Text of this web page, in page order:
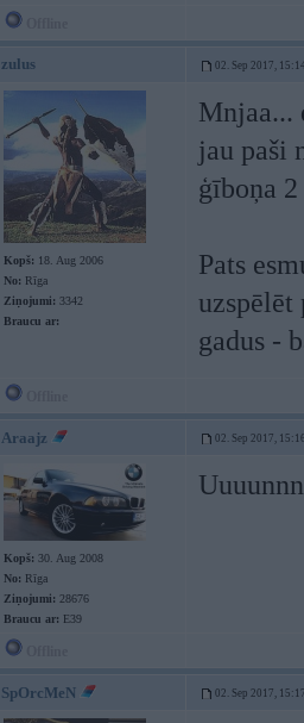
zulus 02. Sep 2017,
Kopš: 18. Aug 2006
No: Rīga
Ziņojumi: 3342
Braucu ar:
Mnjaa...
jau paši
ģīboņa
Pats
uzspēlēt
gadus -
Araajz 02. Sep 2017,
Kopš: 30. Aug 2008
No: Rīga
Ziņojumi: 28676
Braucu ar: E39
SpOrcMeN 02. Sep 2017,